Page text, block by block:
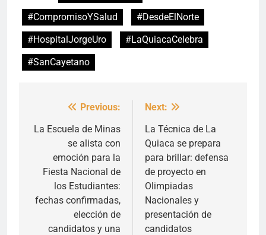
#CompromisoYSalud
#DesdeElNorte
#HospitalJorgeUro
#LaQuiacaCelebra
#SanCayetano
Navegación
de
entradas
Previous:
La Escuela de Minas
se alista con
emoción para la
Fiesta Nacional de
los Estudiantes:
fechas confirmadas,
elección de
candidatos y una
Next:
La Técnica de La
Quiaca se prepara
para brillar: defensa
de proyecto en
Olimpiadas
Nacionales y
presentación de
candidatos